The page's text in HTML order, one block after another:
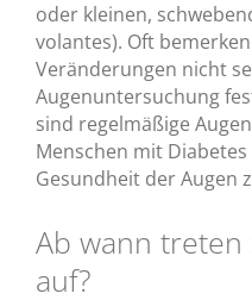
oder kleinen,
volantes). Oft
Veränderungen nicht
Augenuntersuchung
sind regelmäßige
Menschen mit
Gesundheit der Augen
Ab wann
auf?